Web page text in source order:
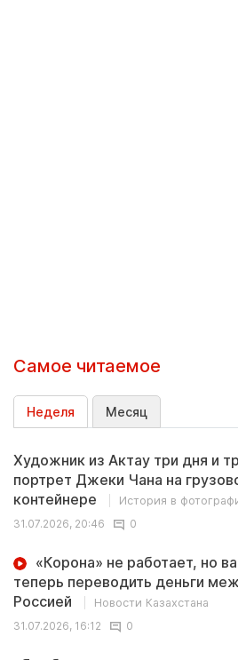
Самое читаемое
Неделя Месяц
Художник из Актау три дня и
портрет Джеки Чана на
контейнере
История в
31.07.2026, 20:46
0
«Корона» не работает, но
теперь переводить деньги
Россией
Новости Казахстана
31.07.2026, 16:12
0